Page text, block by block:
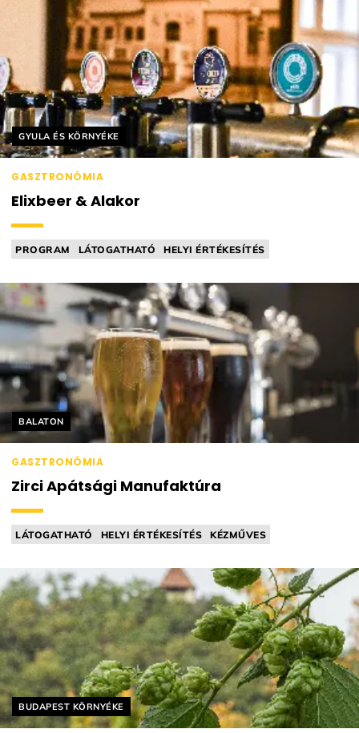
Helyszín címkék:
GYULA ÉS KÖRNYÉKE
GASZTRONÓMIA
Elixbeer & Alakor
PROGRAM LÁTOGATHATÓ
HELYI ÉRTÉKESÍTÉS
Helyszín címkék:
BALATON
GASZTRONÓMIA
Zirci Apátsági Manufaktúra
LÁTOGATHATÓ HELYI ÉRTÉKESÍTÉS
KÉZMŰVES
Helyszín címkék:
BUDAPEST KÖRNYÉKE